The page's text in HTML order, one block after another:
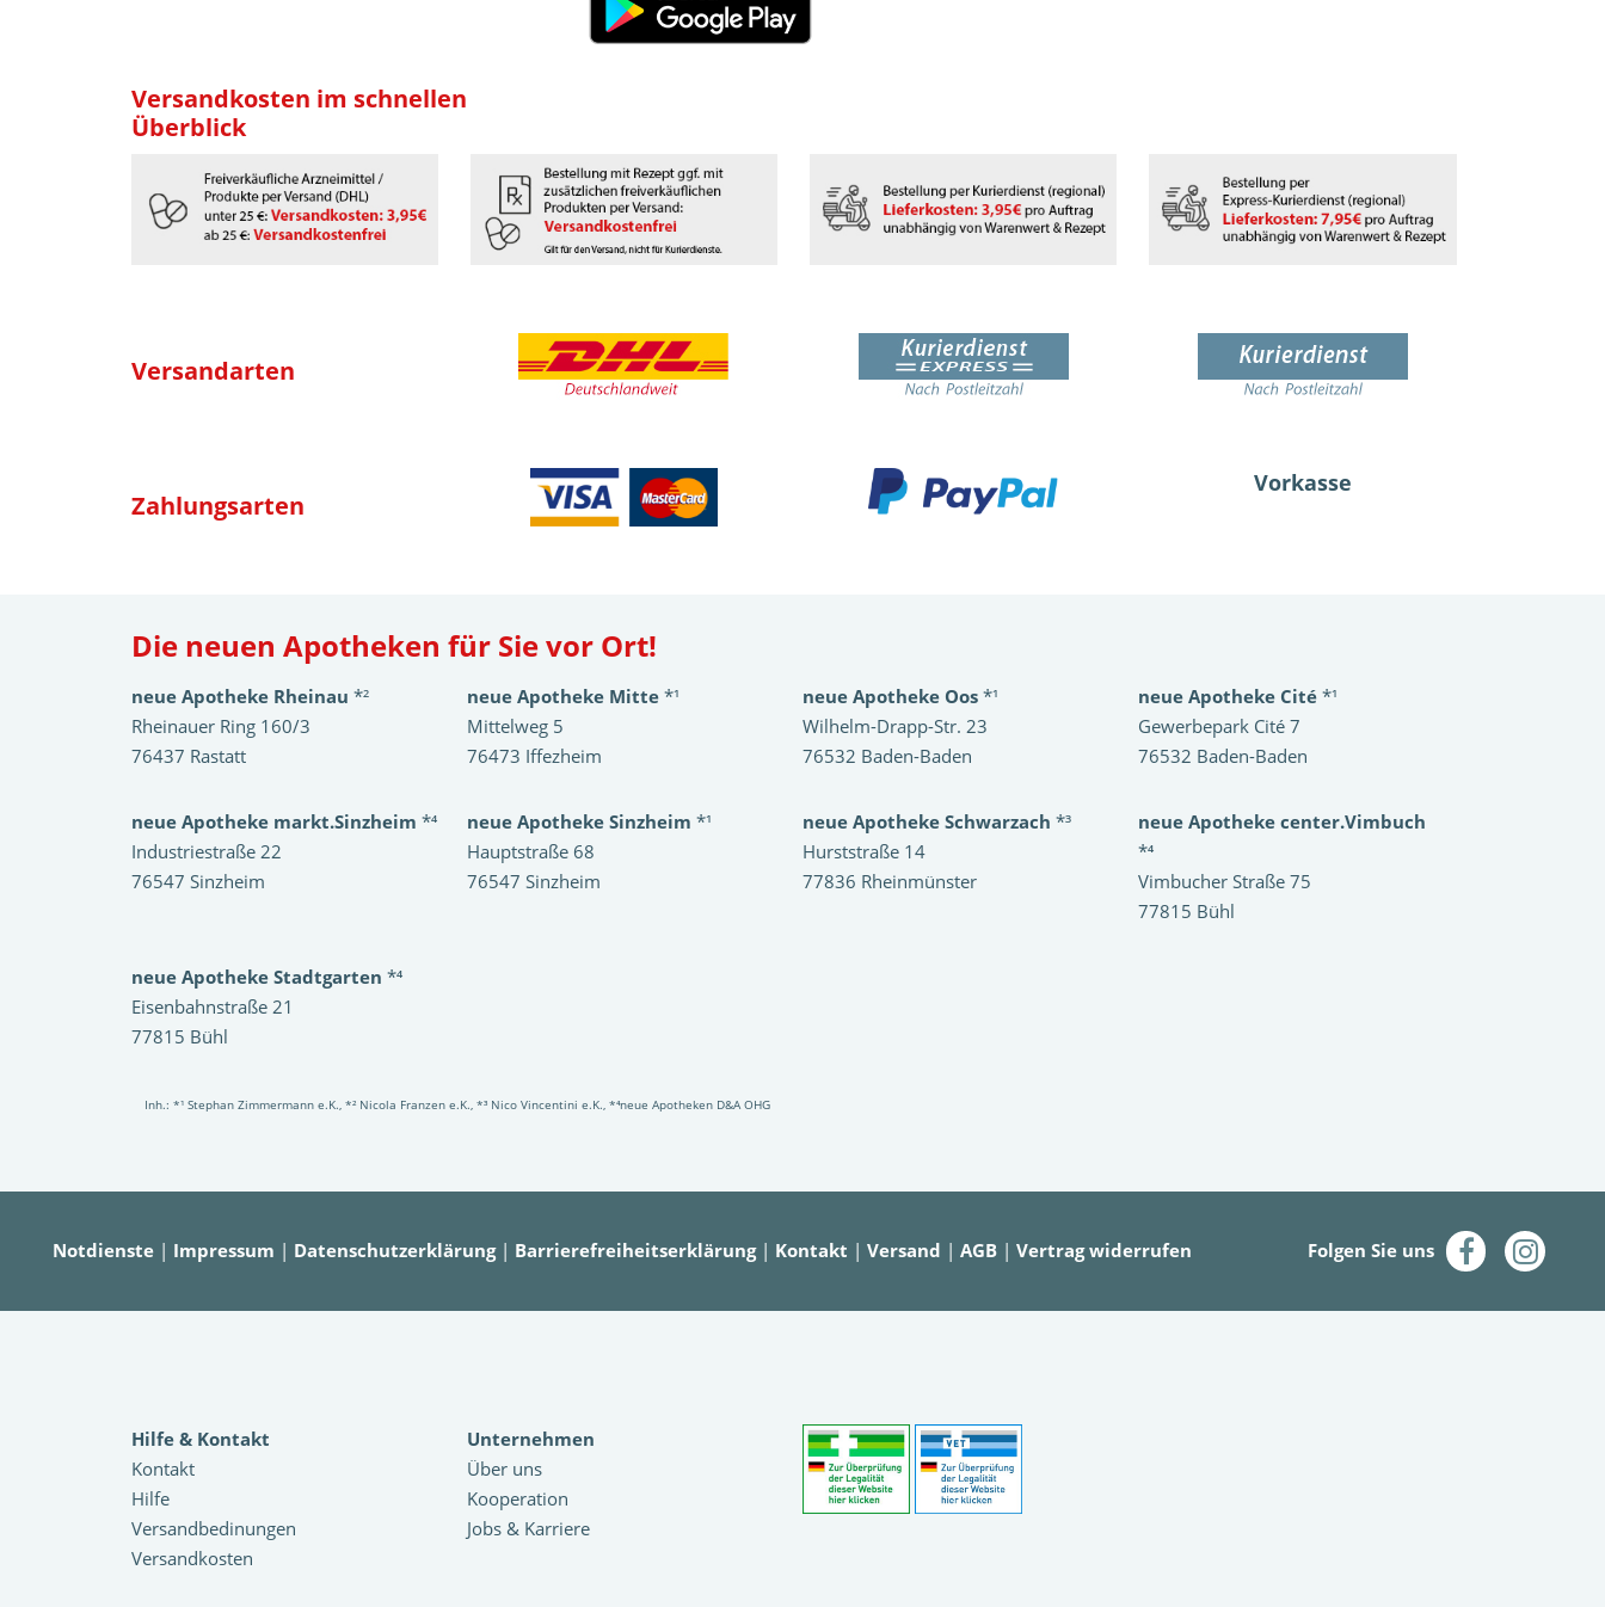
Versandkosten im schnellen
Überblick
Versandarten
Zahlungsarten
Vorkasse
Die neuen Apotheken für Sie vor Ort!
neue Apotheke Rheinau *²
Rheinauer Ring 160/3
76437 Rastatt
neue Apotheke Mitte*¹
Mittelweg 5
76473 Iffezheim
neue Apotheke Oos*¹
Wilhelm-Drapp-Str. 23
76532 Baden-Baden
neue Apotheke Cité *¹
Gewerbepark Cité 7
76532 Baden-Baden
neue Apotheke markt.Sinzheim *⁴
Industriestraße 22
76547 Sinzheim
neue Apotheke Sinzheim *¹
Hauptstraße 68
76547 Sinzheim
neue Apotheke Schwarzach *³
Hurststraße 14
77836 Rheinmünster
neue Apotheke center.Vimbuch
*⁴
Vimbucher Straße 75
77815 Bühl
neue Apotheke Stadtgarten *⁴
Eisenbahnstraße 21
77815 Bühl
Inh.: *¹ Stephan Zimmermann e.K., *² Nicola Franzen e.K., *³ Nico Vincentini e.K., *⁴neue Apotheken D&A OHG
Notdienste | Impressum | Datenschutzerklärung| Barrierefreiheitserklärung| Kontakt | Versand | AGB | Vertrag widerrufen Folgen Sie uns
Hilfe & Kontakt
Kontakt
Hilfe
Versandbedinungen
Versandkosten
Unternehmen
Über uns
Kooperation
Jobs & Karriere